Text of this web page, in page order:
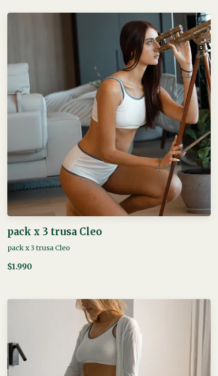
pack x 3 trusa Cleo
pack x 3 trusa Cleo
$1.990